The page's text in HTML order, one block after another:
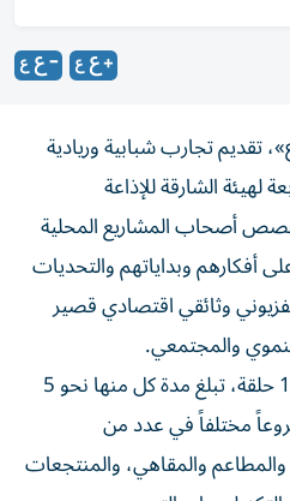
تجارب شبابية وريادية
لهيئة الشارقة للإذاعة
أصحاب المشاريع المحلية
أفكارهم وبداياتهم والتحديات
وثائقي اقتصادي قصير
والمجتمعي.
ويتكون الموسم الحالي من 15 حلقة، تبلغ مدة كل منها نحو 5
مختلفاً في عدد من
والمقاهي، والمنتجعات